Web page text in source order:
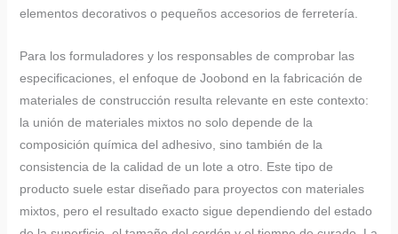
elementos decorativos o pequeños accesorios de ferretería.
Para los formuladores y los responsables de comprobar las
especificaciones, el enfoque de Joobond en la fabricación de
materiales de construcción resulta relevante en este contexto:
la unión de materiales mixtos no solo depende de la
composición química del adhesivo, sino también de la
consistencia de la calidad de un lote a otro. Este tipo de
producto suele estar diseñado para proyectos con materiales
mixtos, pero el resultado exacto sigue dependiendo del estado